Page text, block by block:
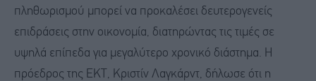
πληθωρισμού μπορεί να προκαλέσει δευτερογενείς
επιδράσεις στην οικονομία, διατηρώντας τις τιμές σε
υψηλά επίπεδα για μεγαλύτερο χρονικό διάστημα. Η
πρόεδρος της ΕΚΤ, Κριστίν Λαγκάρντ, δήλωσε ότι η